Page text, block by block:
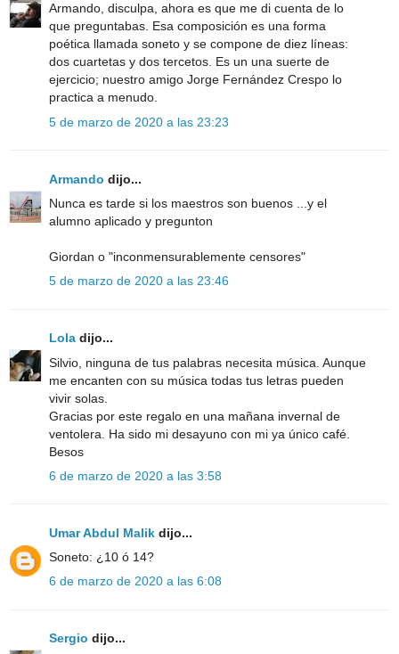
Armando, disculpa, ahora es que me di cuenta de lo
que preguntabas. Esa composición es una forma
poética llamada soneto y se compone de diez líneas:
dos cuartetas y dos tercetos. Es un una suerte de
ejercicio; nuestro amigo Jorge Fernández Crespo lo
practica a menudo.
5 de marzo de 2020 a las 23:23
Armando dijo...
Nunca es tarde si los maestros son buenos ...y el
alumno aplicado y pregunton
Giordan o "inconmensurablemente censores"
5 de marzo de 2020 a las 23:46
Lola dijo...
Silvio, ninguna de tus palabras necesita música. Aunque
me encanten con su música todas tus letras pueden
vivir solas.
Gracias por este regalo en una mañana invernal de
ventolera. Ha sido mi desayuno con mi ya único café.
Besos
6 de marzo de 2020 a las 3:58
Umar Abdul Malik dijo...
Soneto: ¿10 ó 14?
6 de marzo de 2020 a las 6:08
Sergio dijo...